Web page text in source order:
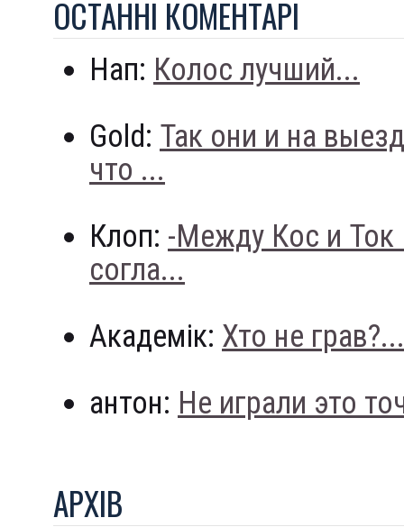
ОСТАННI КОМЕНТАРI
Нап: Колос лучший...
Gold: Так они и на
что ...
Клоп: -Между Кос и
согла...
Академік: Хто не грав?...
антон: Не играли это
АРХIВ